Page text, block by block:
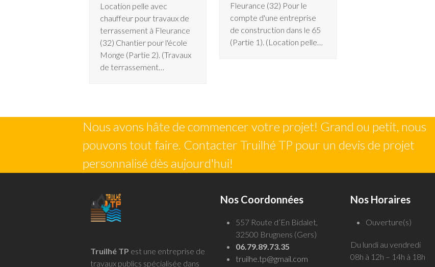
Location pelle avec
chauffeur pour travaux de
terrassement à Fleurance
(32) Chantier pour l'école
Monge (Partie 2). (Travaux
de terrassement…
Fleurance (32) Pour le
compte d'une entreprise
de construction dans le 65
(Partie 1). (Location pelle…
Nous avons hâte de commencer votre projet! Grand ou petit, nous
pouvons tout faire. Contacter Truilhé TP pour un devis de projet
personnalisé dès aujourd'hui!
Truilhé TP est une entreprise de
travaux publics spécialisée dans
Nos Coordonnées
557 Route d’En Bidalet,
32500 Brugnens (Gers)
06.79.89.73.35
truilhe.tp@gmail.com
Nos Horaires
Ouverture(s)
Du lundi au vendredi
08h à 12h – 14h à 18h